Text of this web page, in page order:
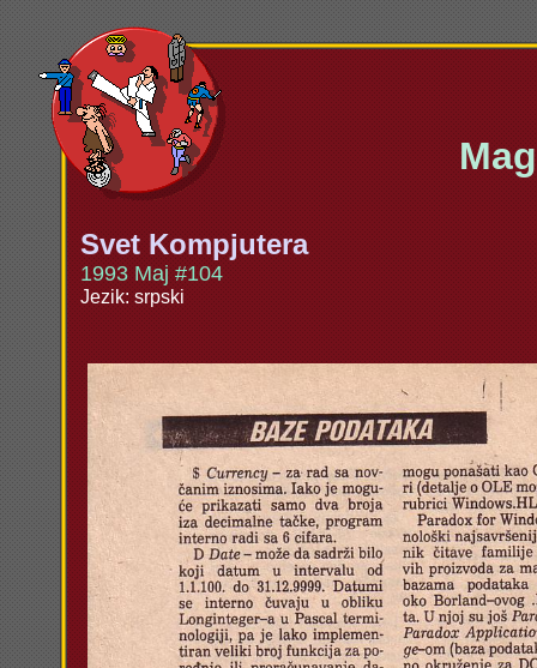
Svet Kompjutera
1993 Maj #104
Jezik: srpski